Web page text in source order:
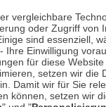
vergleichbare
oder Zugriff von
sind essenziell,
Ihre Einwilligung
für diese
setzen wir die
Damit wir für Sie
können, setzen wir
in
dem Steinbüchel 6
53340 Meckenheim